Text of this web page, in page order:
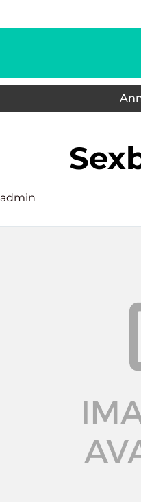
admin